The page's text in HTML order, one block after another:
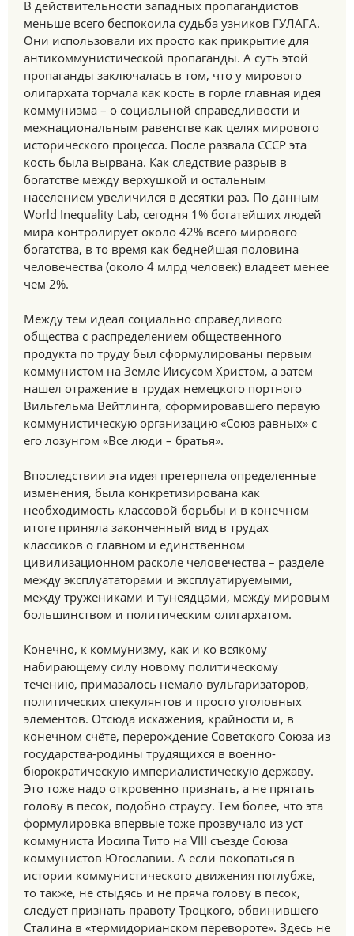
В действительности западных пропагандистов
меньше всего беспокоила судьба узников ГУЛАГА.
Они использовали их просто как прикрытие для
антикоммунистической пропаганды. А суть этой
пропаганды заключалась в том, что у мирового
олигархата торчала как кость в горле главная идея
коммунизма – о социальной справедливости и
межнациональным равенстве как целях мирового
исторического процесса. После развала СССР эта
кость была вырвана. Как следствие разрыв в
богатстве между верхушкой и остальным
населением увеличился в десятки раз. По данным
World Inequality Lab, сегодня 1% богатейших людей
мира контролирует около 42% всего мирового
богатства, в то время как беднейшая половина
человечества (около 4 млрд человек) владеет менее
чем 2%.
Между тем идеал социально справедливого
общества с распределением общественного
продукта по труду был сформулированы первым
коммунистом на Земле Иисусом Христом, а затем
нашел отражение в трудах немецкого портного
Вильгельма Вейтлинга, сформировавшего первую
коммунистическую организацию «Союз равных» с
его лозунгом «Все люди – братья».
Впоследствии эта идея претерпела определенные
изменения, была конкретизирована как
необходимость классовой борьбы и в конечном
итоге приняла законченный вид в трудах
классиков о главном и единственном
цивилизационном расколе человечества – разделе
между эксплуататорами и эксплуатируемыми,
между тружениками и тунеядцами, между мировым
большинством и политическим олигархатом.
Конечно, к коммунизму, как и ко всякому
набирающему силу новому политическому
течению, примазалось немало вульгаризаторов,
политических спекулянтов и просто уголовных
элементов. Отсюда искажения, крайности и, в
конечном счёте, перерождение Советского Союза из
государства-родины трудящихся в военно-
бюрократическую империалистическую державу.
Это тоже надо откровенно признать, а не прятать
голову в песок, подобно страусу. Тем более, что эта
формулировка впервые тоже прозвучало из уст
коммуниста Иосипа Тито на VIII съезде Союза
коммунистов Югославии. А если покопаться в
истории коммунистического движения поглубже,
то также, не стыдясь и не пряча голову в песок,
следует признать правоту Троцкого, обвинившего
Сталина в «термидорианском перевороте». Здесь не